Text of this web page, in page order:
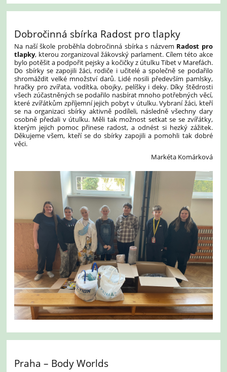
Dobročinná sbírka Radost pro tlapky
Na naší škole proběhla dobročinná sbírka s názvem Radost pro
tlapky, kterou zorganizoval žákovský parlament. Cílem této akce
bylo potěšit a podpořit pejsky a kočičky z útulku Tibet v Marefách.
Do sbírky se zapojili žáci, rodiče i učitelé a společně se podařilo
shromáždit velké množství darů. Lidé nosili především pamlsky,
hračky pro zvířata, vodítka, obojky, pelíšky i deky. Díky štědrosti
všech zúčastněných se podařilo nasbírat mnoho potřebných věcí,
které zvířátkům zpříjemní jejich pobyt v útulku. Vybraní žáci, kteří
se na organizaci sbírky aktivně podíleli, následně všechny dary
osobně předali v útulku. Měli tak možnost setkat se se zvířátky,
kterým jejich pomoc přinese radost, a odnést si hezký zážitek.
Děkujeme všem, kteří se do sbírky zapojili a pomohli tak dobré
věci.
Markéta Komárková
Praha – Body Worlds